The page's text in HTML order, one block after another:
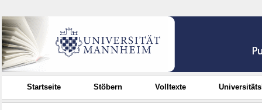
Startseite Stöbern Volltexte